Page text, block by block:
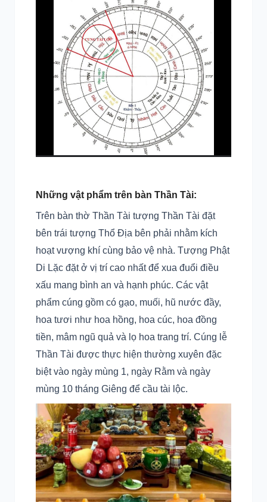
Những vật phẩm trên bàn Thần Tài:
Trên bàn thờ Thần Tài tượng Thần Tài đặt
bên trái tượng Thổ Địa bên phải nhằm kích
hoạt vượng khí cùng bảo vệ nhà. Tượng Phật
Di Lặc đặt ở vị trí cao nhất để xua đuổi điều
xấu mang bình an và hạnh phúc. Các vật
phẩm cúng gồm có gạo, muối, hũ nước đầy,
hoa tươi như hoa hồng, hoa cúc, hoa đồng
tiền, mâm ngũ quả và lọ hoa trang trí. Cúng lễ
Thần Tài được thực hiện thường xuyên đặc
biệt vào ngày mùng 1, ngày Rằm và ngày
mùng 10 tháng Giêng để cầu tài lộc.